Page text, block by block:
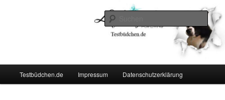
Testbüdchen.de Impressum Datenschutzerklärung